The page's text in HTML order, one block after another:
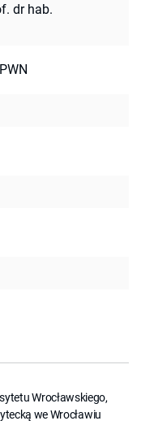
dr hab.
Wrocławskiego,
we Wrocławiu